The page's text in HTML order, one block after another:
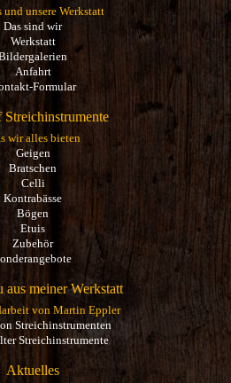
und unsere Werkstatt
Das sind wir
Werkstatt
Anfahrt
Formular
Streichinstrumente
wir alles bieten
Geigen
Bratschen
Celli
Kontrabässe
Bögen
Etuis
Zubehör
aus meiner Werkstatt
von Martin Eppler
Streichinstrumenten
Streichinstrumente
Aktuelles